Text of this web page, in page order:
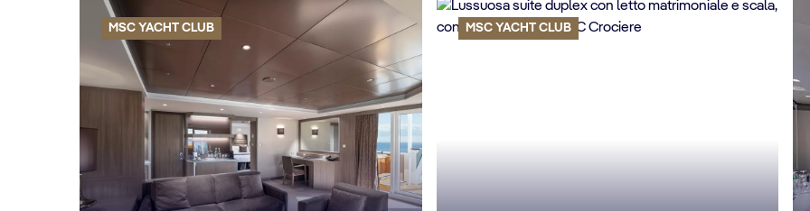
MSC YACHT CLUB MSC YACHT CLUB